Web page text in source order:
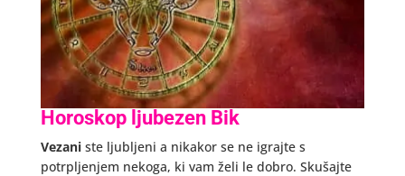
Horoskop ljubezen Bik
Vezaniste ljubljeni a nikakor se ne igrajte s
potrpljenjem nekoga, ki vam želi le dobro. Skušajte